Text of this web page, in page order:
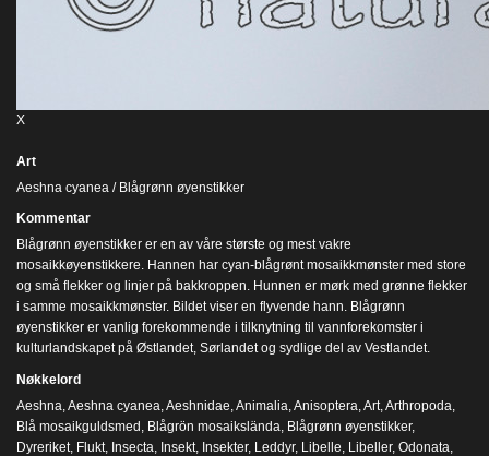
X
Art
Aeshna cyanea / Blågrønn øyenstikker
Kommentar
Blågrønn øyenstikker er en av våre største og mest vakre
mosaikkøyenstikkere. Hannen har cyan-blågrønt mosaikkmønster med store
og små flekker og linjer på bakkroppen. Hunnen er mørk med grønne flekker
i samme mosaikkmønster. Bildet viser en flyvende hann. Blågrønn
øyenstikker er vanlig forekommende i tilknytning til vannforekomster i
kulturlandskapet på Østlandet, Sørlandet og sydlige del av Vestlandet.
Nøkkelord
Aeshna Aeshna cyanea Aeshnidae Animalia Anisoptera Art Arthropoda
Blå mosaikguldsmed Blågrön mosaikslända Blågrønn øyenstikker,
Dyreriket Flukt Insecta Insekt Insekter, Leddyr, Libelle Libeller, Odonata